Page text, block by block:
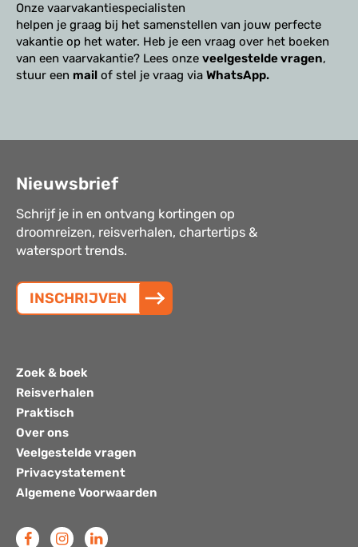
Onze vaarvakantiespecialisten
helpen je graag bij het samenstellen van jouw perfecte
vakantie op het water. Heb je een vraag over het boeken
van een vaarvakantie? Lees onzeveelgestelde vragen,
stuur een mail of stel je vraag viaWhatsApp.
Nieuwsbrief
Schrijf je in en ontvang kortingen op
droomreizen, reisverhalen, chartertips &
watersport trends.
INSCHRIJVEN
Zoek & boek
Reisverhalen
Praktisch
Over ons
Veelgestelde vragen
Privacystatement
Algemene Voorwaarden